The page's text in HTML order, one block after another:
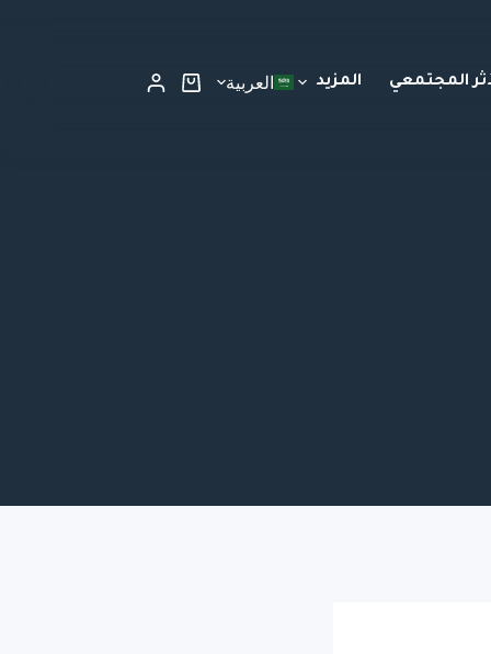
المجتمعي المزيد العربية